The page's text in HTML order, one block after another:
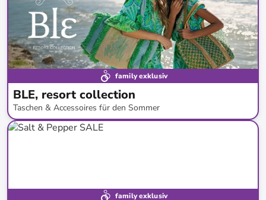
family exklusiv
BLE, resort collection
Taschen & Accessoires für den Sommer
bis- 67 %*
family exklusiv